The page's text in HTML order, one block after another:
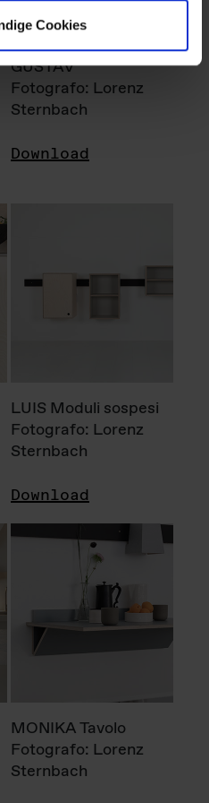
Cookies
GUSTAV
Fotografo: Lorenz
Sternbach
Download
LUIS Moduli sospesi
Fotografo: Lorenz
Sternbach
Download
MONIKA Tavolo
Fotografo: Lorenz
Sternbach